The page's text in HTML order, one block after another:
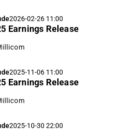
2026-02-26 11:00
Earnings Release
2025-11-06 11:00
Earnings Release
2025-10-30 22:00